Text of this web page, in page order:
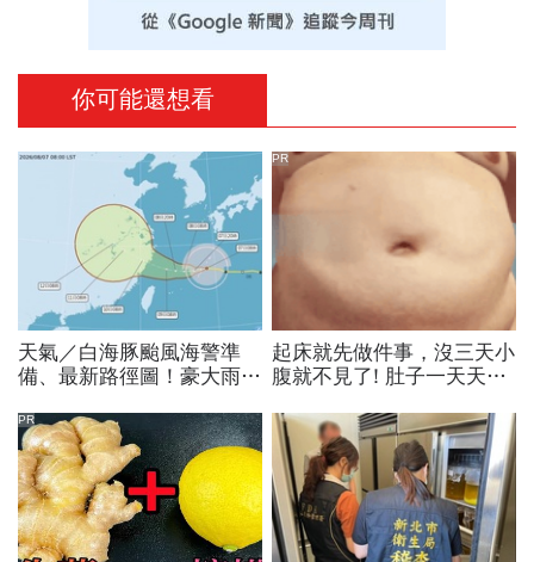
你可能還想看
天氣／白海豚颱風海警準
備、最新路徑圖！豪大雨紫
颱風假機率多大，10日報
先看
起床就先做件事，沒三天小
腹就不見了! 肚子一天天變
PR
PR